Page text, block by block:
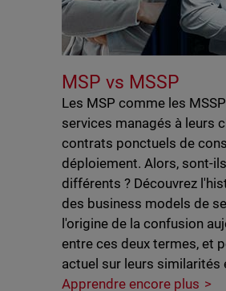
MSP vs MSSP
Les MSP comme les
services managés à leurs
contrats ponctuels de
déploiement. Alors, sont-
différents ? Découvrez
des business models de
l'origine de la confusion
entre ces deux termes, et
actuel sur leurs similarités
Apprendre encore plus